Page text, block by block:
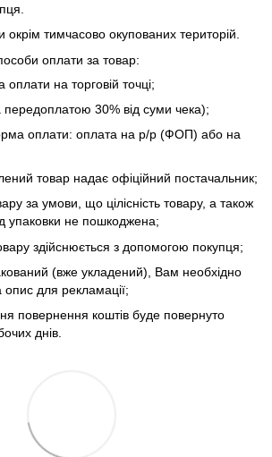
окрім тимчасово окупованих територій.
оплати за товар:
оплати на торговій точці;
передоплатою 30% від суми чека);
оплати: оплата на р/р (ФОП) або на
товар надає офіційний постачальник;
за умови, що цілісність товару, а також
упаковки не пошкоджена;
здійснюється з допомогою покупця;
(вже укладений), Вам необхідно
для рекламації;
повернення коштів буде повернуто
днів.